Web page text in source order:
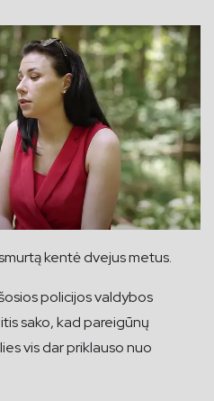
kentė dvejus metus.
policijos valdybos
sako, kad pareigūnų
vis dar priklauso nuo